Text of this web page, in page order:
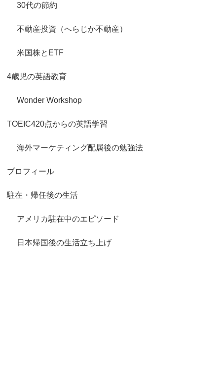
30代の節約
不動産投資（へらじか不動産）
米国株とETF
4歳児の英語教育
Wonder Workshop
TOEIC420点からの英語学習
海外マーケティング配属後の勉強法
プロフィール
駐在・帰任後の生活
アメリカ駐在中のエピソード
日本帰国後の生活立ち上げ